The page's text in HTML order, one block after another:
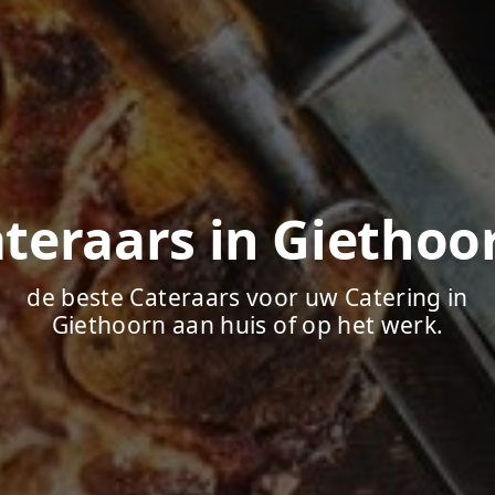
in
de beste Cateraars voor uw Catering in
Giethoorn aan huis of op het werk.